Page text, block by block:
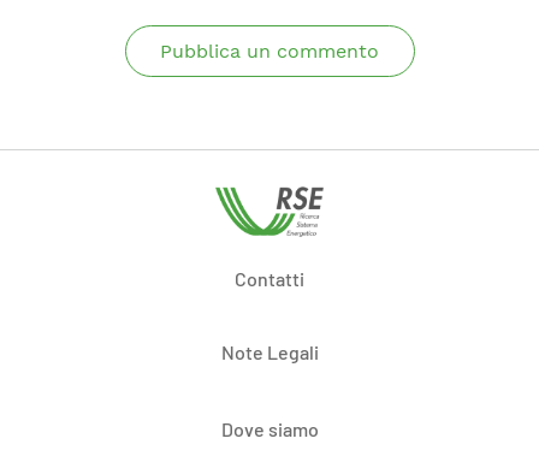
Pubblica un commento
Contatti
Note Legali
Dove siamo